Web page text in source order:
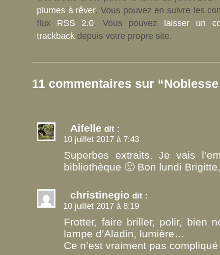
plumes à rêver. Vous pouvez en suivre les
flux RSS 2.0. Vous pouvez laisser un
trackback depuis votre propre site.
11 commentaires sur
Aifelle dit :
10 juillet 2017 à 7:43
Superbes extraits. Je vais
bibliothèque 🙂 Bon lundi
christinegio dit :
10 juillet 2017 à 8:19
Frotter, faire briller, polir, bien
lampe d’Aladin, lumière…
Ce n’est vraiment pas